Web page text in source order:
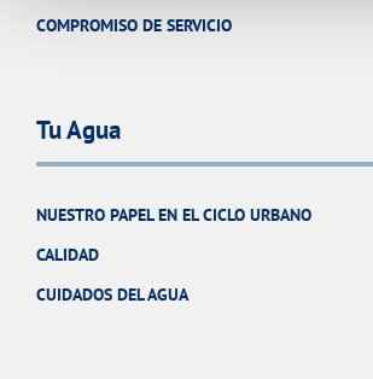
COMPROMISO DE SERVICIO
Tu Agua
NUESTRO PAPEL EN EL CICLO URBANO
CALIDAD
CUIDADOS DEL AGUA